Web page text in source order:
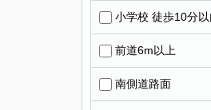
小学校 徒歩10分以
前道6m以上
南側道路面